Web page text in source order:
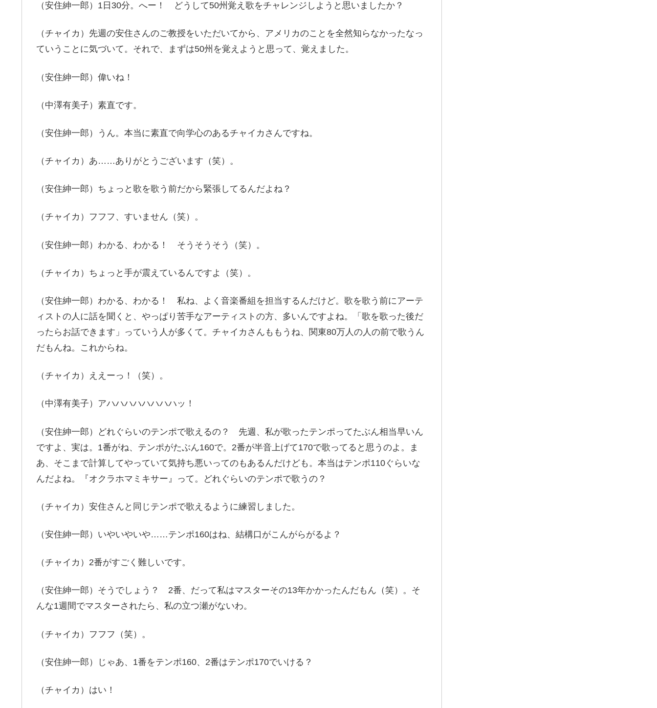
（安住紳一郎）1日30分。へー！ どうして50州覚え歌をチャレンジしようと思いましたか？
（チャイカ）先週の安住さんのご教授をいただいてから、アメリカのことを全然知らなかったなっ
ていうことに気づいて。それで、まずは50州を覚えようと思って、覚えました。
（安住紳一郎）偉いね！
（中澤有美子）素直です。
（安住紳一郎）うん。本当に素直で向学心のあるチャイカさんですね。
（チャイカ）あ……ありがとうございます（笑）。
（安住紳一郎）ちょっと歌を歌う前だから緊張してるんだよね？
（チャイカ）フフフ、すいません（笑）。
（安住紳一郎）わかる、わかる！ そうそうそう（笑）。
（チャイカ）ちょっと手が震えているんですよ（笑）。
（安住紳一郎）わかる、わかる！ 私ね、よく音楽番組を担当するんだけど。歌を歌う前にアーテ
ィストの人に話を聞くと、やっぱり苦手なアーティストの方、多いんですよね。「歌を歌った後だ
ったらお話できます」っていう人が多くて。チャイカさんももうね、関東80万人の人の前で歌うん
だもんね。これからね。
（チャイカ）ええーっ！（笑）。
（中澤有美子）アハハハハハハハハッ！
（安住紳一郎）どれぐらいのテンポで歌えるの？ 先週、私が歌ったテンポってたぶん相当早いん
ですよ、実は。1番がね、テンポがたぶん160で。2番が半音上げて170で歌ってると思うのよ。ま
あ、そこまで計算してやっていて気持ち悪いってのもあるんだけども。本当はテンポ110ぐらいな
んだよね。『オクラホマミキサー』って。どれぐらいのテンポで歌うの？
（チャイカ）安住さんと同じテンポで歌えるように練習しました。
（安住紳一郎）いやいやいや……テンポ160はね、結構口がこんがらがるよ？
（チャイカ）2番がすごく難しいです。
（安住紳一郎）そうでしょう？ 2番、だって私はマスターその13年かかったんだもん（笑）。そ
んな1週間でマスターされたら、私の立つ瀬がないわ。
（チャイカ）フフフ（笑）。
（安住紳一郎）じゃあ、1番をテンポ160、2番はテンポ170でいける？
（チャイカ）はい！